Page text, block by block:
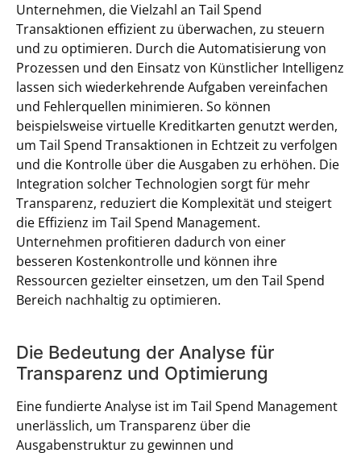
Unternehmen, die Vielzahl an Tail Spend
Transaktionen effizient zu überwachen, zu steuern
und zu optimieren. Durch die Automatisierung von
Prozessen und den Einsatz von Künstlicher Intelligenz
lassen sich wiederkehrende Aufgaben vereinfachen
und Fehlerquellen minimieren. So können
beispielsweise virtuelle Kreditkarten genutzt werden,
um Tail Spend Transaktionen in Echtzeit zu verfolgen
und die Kontrolle über die Ausgaben zu erhöhen. Die
Integration solcher Technologien sorgt für mehr
Transparenz, reduziert die Komplexität und steigert
die Effizienz im Tail Spend Management.
Unternehmen profitieren dadurch von einer
besseren Kostenkontrolle und können ihre
Ressourcen gezielter einsetzen, um den Tail Spend
Bereich nachhaltig zu optimieren.
Die Bedeutung der Analyse für
Transparenz und Optimierung
Eine fundierte Analyse ist im Tail Spend Management
unerlässlich, um Transparenz über die
Ausgabenstruktur zu gewinnen und